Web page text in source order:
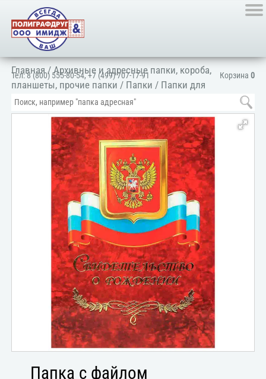
Корзина 0
Тел:8 (800) 555-80-54,+7 (499) 707-17-91
Главная/Архивные и адресные папки, короба,
планшеты, прочие папки / Папки / Папки для
документов/Для личных документов
Папка с файлом